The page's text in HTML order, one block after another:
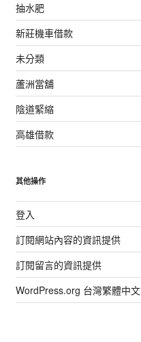
抽水肥
新莊機車借款
未分類
蘆洲當舖
陰道緊縮
高雄借款
其他操作
登入
訂閱網站內容的資訊提供
訂閱留言的資訊提供
WordPress.org 台灣繁體中文